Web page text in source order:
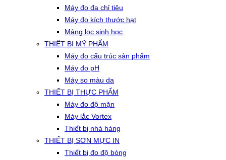
Máy đo đa chỉ tiêu
Máy đo kích thước hạt
Màng lọc sinh học
THIẾT BỊ MỸ PHẨM
Máy đo cấu trúc sản phẩm
Máy đo pH
Máy so màu da
THIẾT BỊ THỰC PHẨM
Máy đo độ mặn
Máy lắc Vortex
Thiết bị nhà hàng
THIẾT BỊ SƠN MỰC IN
Thiết bị đo độ bóng